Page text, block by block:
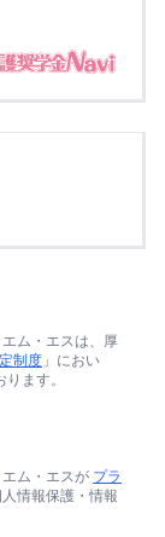
ム・エスは、厚
制度 」におい
ます。
ム・エスが プラ
情報保護・情報